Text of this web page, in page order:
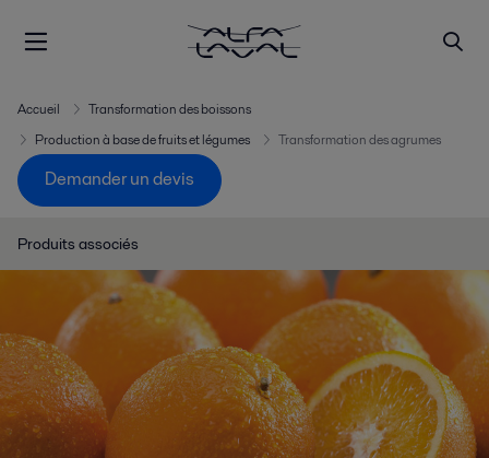
Accueil
Transformation des boissons
Production à base de fruits et légumes
Transformation des agrumes
Demander un devis
Produits associés